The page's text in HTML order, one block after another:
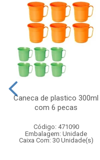
Caneca de plastico 300ml
com 6 pecas
Código: 471090
Embalagem: Unidade
Caixa Com: 30 Unidade(s)